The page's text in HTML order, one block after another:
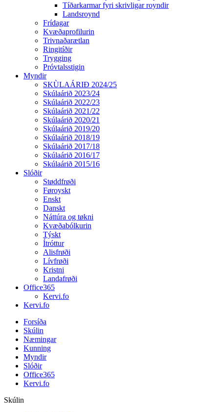
Tíðarkarmar fyri skrivligar royndir
Landsroynd
Frídagar
Kvæðaprofilurin
Trivnaðarætlan
Ringitíðir
Trygging
Próvtalsstigin
Myndir
SKÙLAÁRIÐ 2024/25
Skúlaárið 2023/24
Skúlaárið 2022/23
Skúlaárið 2021/22
Skúlaárið 2020/21
Skúlaárið 2019/20
Skúlaárið 2018/19
Skúlaárið 2017/18
Skúlaárið 2016/17
Skúlaárið 2015/16
Slóðir
Støddfrøði
Føroyskt
Enskt
Danskt
Náttúra og tøkni
Kvæðabólkurin
Týskt
Ítróttur
Alisfrøði
Lívfrøði
Kristni
Landafrøði
Office365
Kervi.fo
Kervi.fo
Forsíða
Skúlin
Næmingar
Kunning
Myndir
Slóðir
Office365
Kervi.fo
Skúlin